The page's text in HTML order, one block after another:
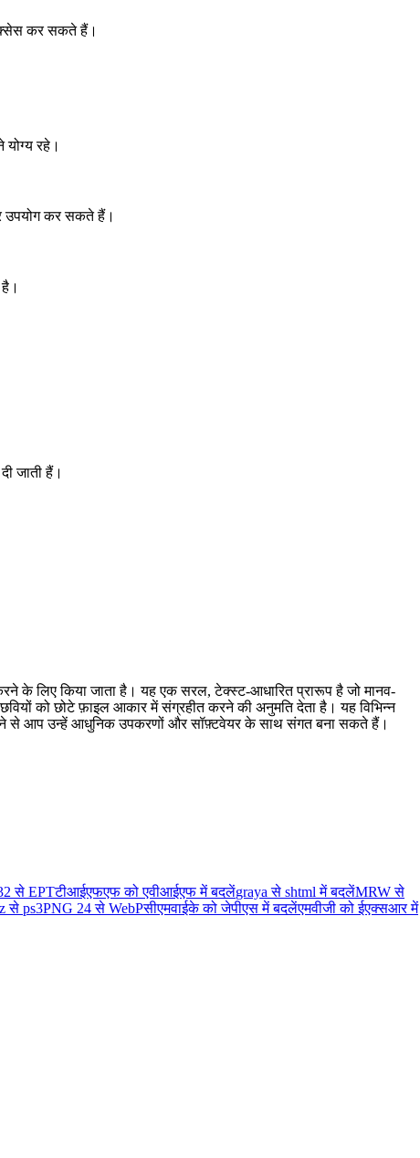
कर सकते हैं।
रहे।
उपयोग कर सकते हैं।
जाती हैं।
के लिए किया जाता है। यह एक सरल, टेक्स्ट-आधारित प्रारूप है जो मानव-
को छोटे फ़ाइल आकार में संग्रहीत करने की अनुमति देता है। यह विभिन्न
से आप उन्हें आधुनिक उपकरणों और सॉफ़्टवेयर के साथ संगत बना सकते हैं।
से EPTटीआईएफएफ को एवीआईएफ में बदलेंgraya से shtml में बदलेंMRW से
से ps3PNG 24 से WebPसीएमवाईके को जेपीएस में बदलेंएमवीजी को ईएक्सआर में